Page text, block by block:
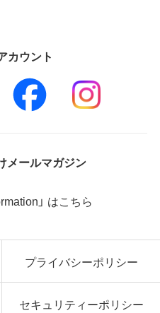
カウント
メールマガジン
」 はこちら
プライバシーポリシー
セキュリティーポリシー